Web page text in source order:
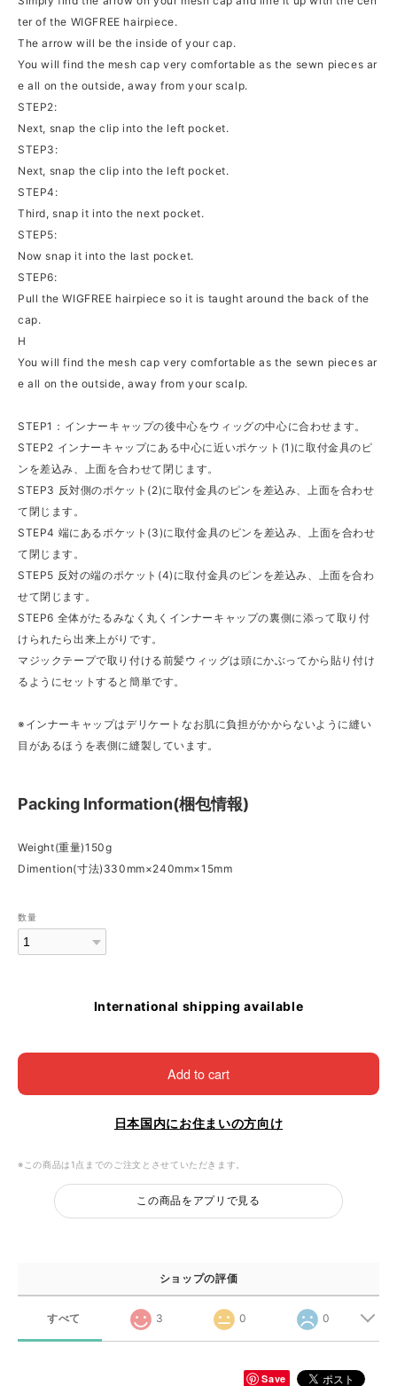
ter of the WIGFREE hairpiece.
The arrow will be the inside of your cap.
You will find the mesh cap very comfortable as the sewn pieces ar
e all on the outside, away from your scalp.
STEP2:
Next, snap the clip into the left pocket.
STEP3:
Next, snap the clip into the left pocket.
STEP4:
Third, snap it into the next pocket.
STEP5:
Now snap it into the last pocket.
STEP6:
Pull the WIGFREE hairpiece so it is taught around the back of the
cap.
H
You will find the mesh cap very comfortable as the sewn pieces ar
e all on the outside, away from your scalp.
STEP1：インナーキャップの後中心をウィッグの中心に合わせます。
STEP2 インナーキャップにある中心に近いポケット(1)に取付金具のピ
ンを差込み、上面を合わせて閉じます。
STEP3 反対側のポケット(2)に取付金具のピンを差込み、上面を合わせ
て閉じます。
STEP4 端にあるポケット(3)に取付金具のピンを差込み、上面を合わせ
て閉じます。
STEP5 反対の端のポケット(4)に取付金具のピンを差込み、上面を合わ
せて閉じます。
STEP6 全体がたるみなく丸くインナーキャップの裏側に添って取り付
けられたら出来上がりです。
マジックテープで取り付ける前髪ウィッグは頭にかぶってから貼り付け
るようにセットすると簡単です。
※インナーキャップはデリケートなお肌に負担がかからないように縫い
目があるほうを表側に縫製しています。
Packing Information(梱包情報)
Weight(重量)150g
Dimention(寸法)330mm×240mm×15mm
数量
International shipping available
Add to cart
日本国内にお住まいの方向け
※この商品は1点までのご注文とさせていただきます。
この商品をアプリで見る
ショップの評価
すべて 3 0 0
Save